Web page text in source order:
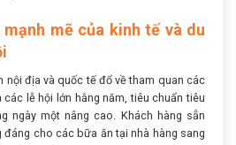
mẽ của kinh tế và du
nội địa và quốc tế đổ về tham quan các
lễ hội lớn hằng năm, tiêu chuẩn tiêu
ngày một nâng cao. Khách hàng sẵn
cho các bữa ăn tại nhà hàng sang